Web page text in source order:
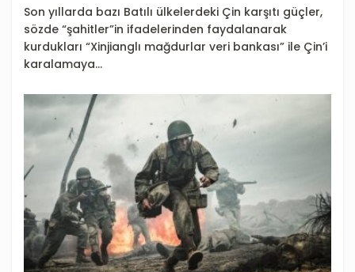
Son yıllarda bazı Batılı ülkelerdeki Çin karşıtı güçler,
sözde “şahitler”in ifadelerinden faydalanarak
kurdukları “Xinjianglı mağdurlar veri bankası” ile Çin’i
karalamaya...